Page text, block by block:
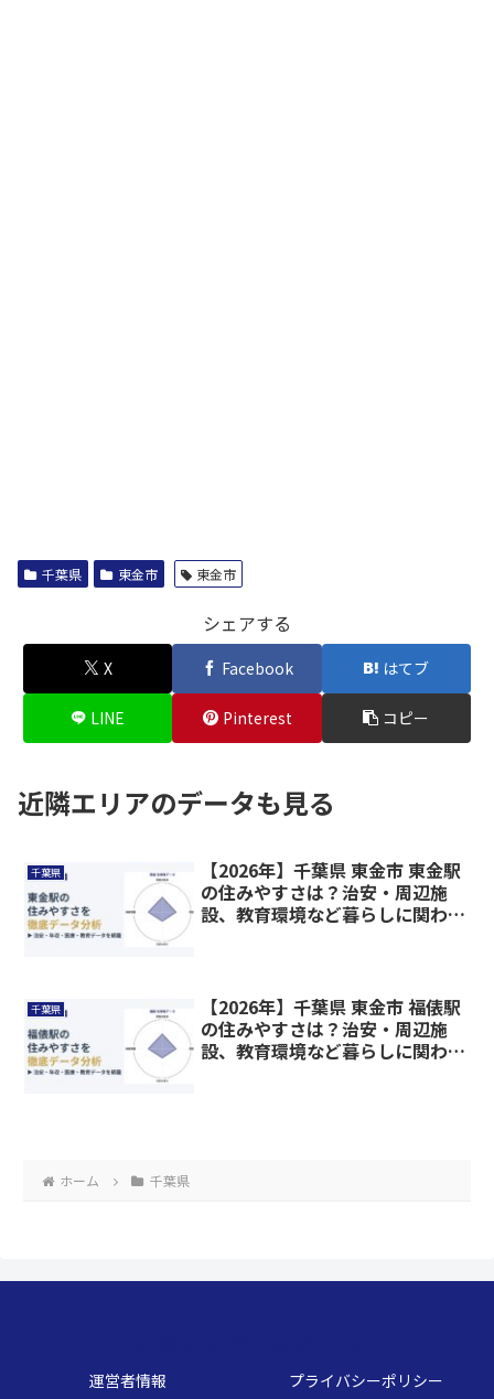
千葉県 東金市 東金市
シェアする
X Facebook はてブ
LINE Pinterest コピー
近隣エリアのデータも見る
千葉県
【2026年】千葉県 東金市 東金駅
の住みやすさは？治安・周辺施
設、教育環境など暮らしに関わる
千葉県
【2026年】千葉県 東金市 福俵駅
の住みやすさは？治安・周辺施
設、教育環境など暮らしに関わる
ホーム 千葉県
運営者情報 プライバシーポリシー